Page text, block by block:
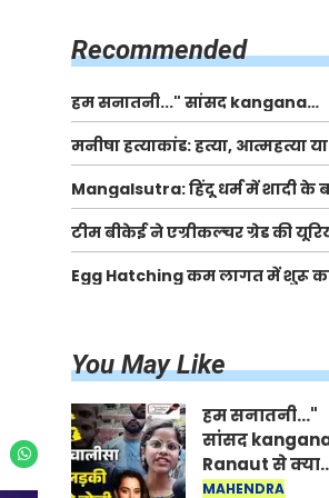
Recommended
हम सनातनी..." सांसद kangana
Ranaut से क्या बोली लड़की? Viral
Jantar-Mantar | CJP protest
मनीषा हत्याकांड: हत्या, आत्महत्या
| Full Story | Josh Haryana
Mangalsutra: हिंदू धर्म में शादी के
मंगलसूत्र क्यों पहनती है महिलाएं,
शुरु की ये परंपरा
टीम बीकेई ने एग्रीकल्चर ग्रेड की
खाद गट्टों में बदलकर टेक्निकल ग्रेड
बेचने वालों पर करवाई कार्रवाई:
Egg Hatching कम लागत में शुरू
You May Like
हम सनातनी..."
सांसद
Ranaut से क्या
बोली लड़की?
MAHENDRA